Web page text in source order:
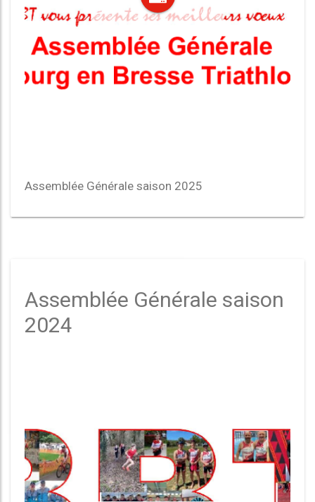
Assemblée Générale saison 2025
Assemblée Générale saison
2024